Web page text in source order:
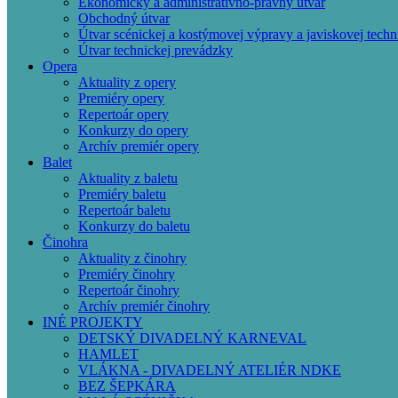
Obchodný útvar
Útvar scénickej a kostýmovej výpravy a javiskovej
Útvar technickej prevádzky
Opera
Aktuality z opery
Premiéry opery
Repertoár opery
Konkurzy do opery
Archív premiér opery
Balet
Aktuality z baletu
Premiéry baletu
Repertoár baletu
Konkurzy do baletu
Činohra
Aktuality z činohry
Premiéry činohry
Repertoár činohry
Archív premiér činohry
INÉ PROJEKTY
DETSKÝ DIVADELNÝ KARNEVAL
HAMLET
VLÁKNA - DIVADELNÝ ATELIÉR NDKE
BEZ ŠEPKÁRA